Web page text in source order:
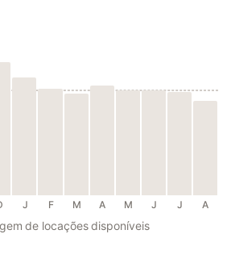
J F M A M J J A
de locações disponíveis